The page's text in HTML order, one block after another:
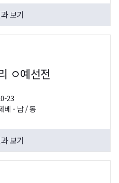
보기
ㅇ예선전
23
베 - 남 / 동
보기